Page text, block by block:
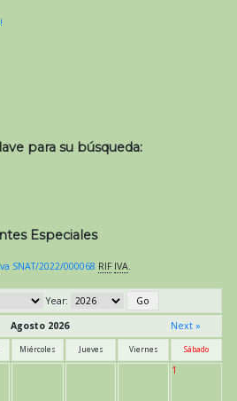
para su búsqueda:
Especiales
SNAT/2022/000068 RIF IVA
Year:
Agosto 2026 Next »
Miércoles Jueves Viernes Sábado
1